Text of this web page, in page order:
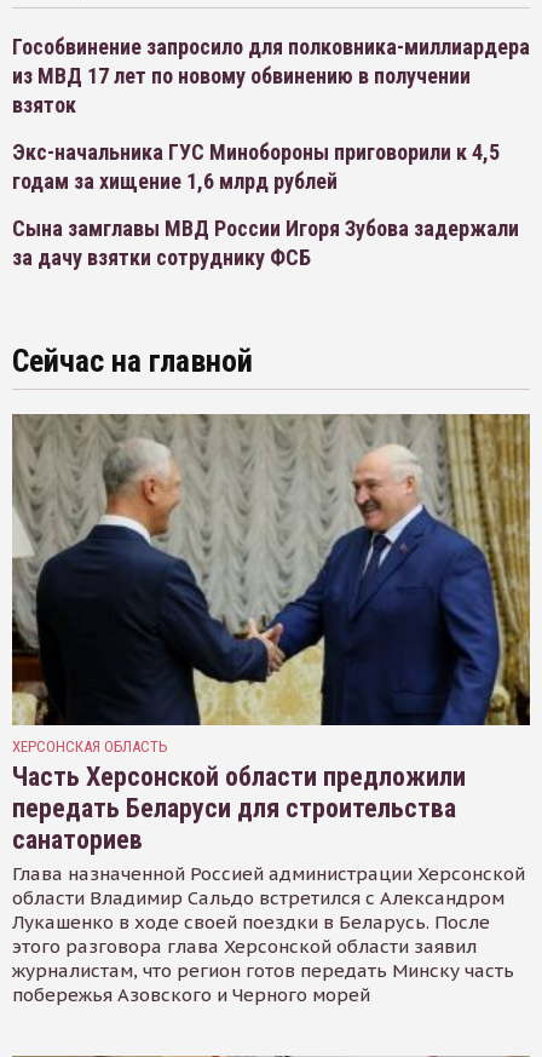
Гособвинение запросило для полковника-миллиардера
из МВД 17 лет по новому обвинению в получении
взяток
Экс-начальника ГУС Минобороны приговорили к 4,5
годам за хищение 1,6 млрд рублей
Сына замглавы МВД России Игоря Зубова задержали
за дачу взятки сотруднику ФСБ
Сейчас на главной
ХЕРСОНСКАЯ ОБЛАСТЬ
Часть Херсонской области предложили
передать Беларуси для строительства
санаториев
Глава назначенной Россией администрации Херсонской
области Владимир Сальдо встретился с Александром
Лукашенко в ходе своей поездки в Беларусь. После
этого разговора глава Херсонской области заявил
журналистам, что регион готов передать Минску часть
побережья Азовского и Черного морей